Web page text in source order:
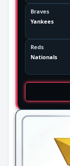
Braves
Yankees
Reds
Nationals